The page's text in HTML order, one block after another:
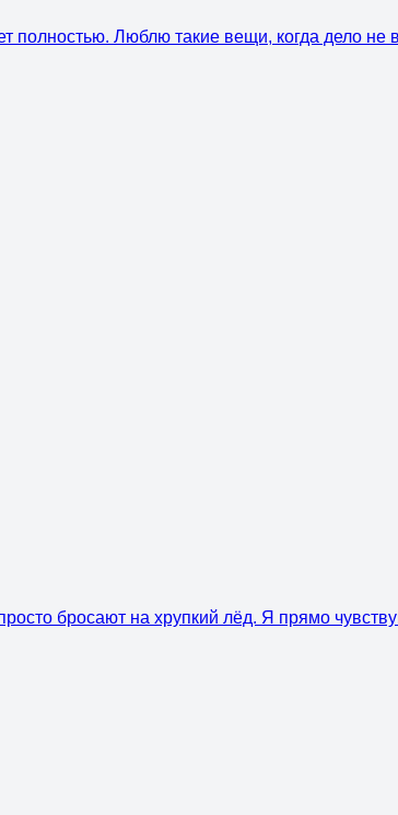
полностью. Люблю такие вещи, когда дело не
бросают на хрупкий лёд. Я прямо